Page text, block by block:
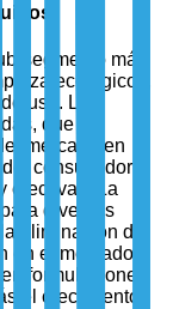
segmento más
ecológicos,
uso. La
que
mercado en
consumidor
efectivas. La
diversas
eliminación de
en el mercado.
formulaciones
el crecimiento.